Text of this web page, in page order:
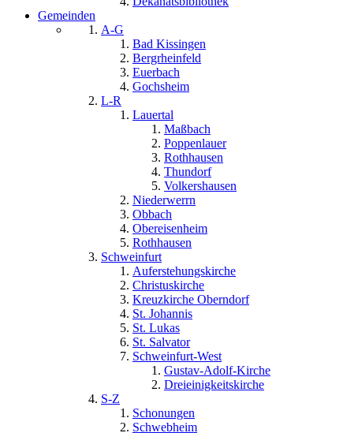
Gemeinden
A-G
Bad Kissingen
Bergrheinfeld
Euerbach
Gochsheim
L-R
Lauertal
Maßbach
Poppenlauer
Rothhausen
Thundorf
Volkershausen
Niederwerrn
Obbach
Obereisenheim
Rothhausen
Schweinfurt
Auferstehungskirche
Christuskirche
Kreuzkirche Oberndorf
St. Johannis
St. Lukas
St. Salvator
Schweinfurt-West
Gustav-Adolf-Kirche
Dreieinigkeitskirche
S-Z
Schonungen
Schwebheim